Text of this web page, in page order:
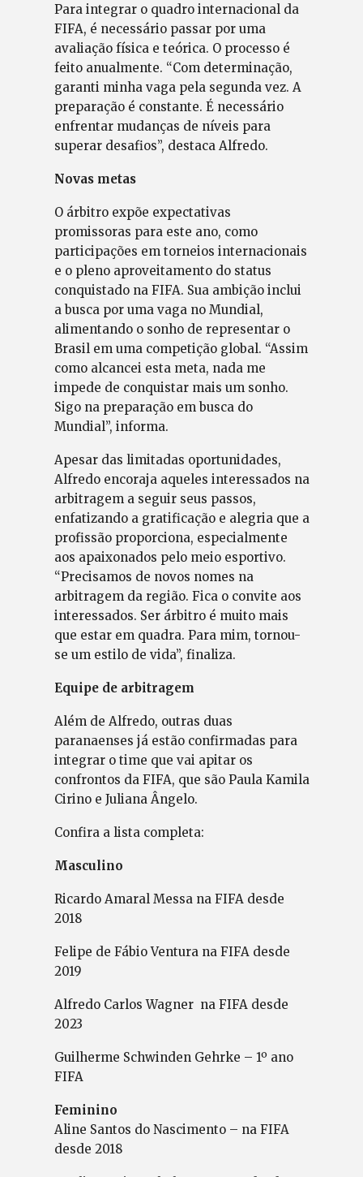
Para integrar o quadro internacional da
FIFA, é necessário passar por uma
avaliação física e teórica. O processo é
feito anualmente. “Com determinação,
garanti minha vaga pela segunda vez. A
preparação é constante. É necessário
enfrentar mudanças de níveis para
superar desafios”, destaca Alfredo.
Novas metas
O árbitro expõe expectativas
promissoras para este ano, como
participações em torneios internacionais
e o pleno aproveitamento do status
conquistado na FIFA. Sua ambição inclui
a busca por uma vaga no Mundial,
alimentando o sonho de representar o
Brasil em uma competição global. “Assim
como alcancei esta meta, nada me
impede de conquistar mais um sonho.
Sigo na preparação em busca do
Mundial”, informa.
Apesar das limitadas oportunidades,
Alfredo encoraja aqueles interessados na
arbitragem a seguir seus passos,
enfatizando a gratificação e alegria que a
profissão proporciona, especialmente
aos apaixonados pelo meio esportivo.
“Precisamos de novos nomes na
arbitragem da região. Fica o convite aos
interessados. Ser árbitro é muito mais
que estar em quadra. Para mim, tornou-
se um estilo de vida”, finaliza.
Equipe de arbitragem
Além de Alfredo, outras duas
paranaenses já estão confirmadas para
integrar o time que vai apitar os
confrontos da FIFA, que são Paula Kamila
Cirino e Juliana Ângelo.
Confira a lista completa:
Masculino
Ricardo Amaral Messa na FIFA desde
2018
Felipe de Fábio Ventura na FIFA desde
2019
Alfredo Carlos Wagner na FIFA desde
2023
Guilherme Schwinden Gehrke – 1º ano
FIFA
Feminino
Aline Santos do Nascimento – na FIFA
desde 2018